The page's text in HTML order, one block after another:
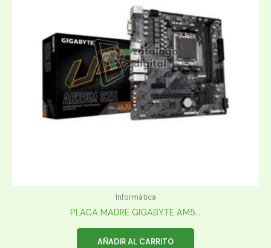
Informática
PLACA MADRE GIGABYTE AM5...
AÑADIR AL CARRITO